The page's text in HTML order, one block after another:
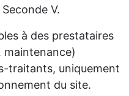
V.
à des prestataires
traitants, uniquement
du site.